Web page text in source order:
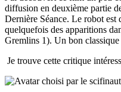
diffusion en deuxième partie
Dernière Séance. Le robot est
quelquefois des apparitions
Gremlins 1). Un bon
Je trouve cette critique